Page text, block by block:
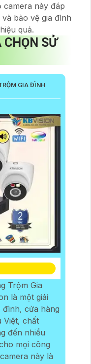
camera này đáp
bảo vệ gia đình
quả.
CHỌN SỬ
GIA ĐÌNH
Trộm Gia
là một giải
đình, cửa hàng
Việt, chất
đến nhiều
mọi công
này là